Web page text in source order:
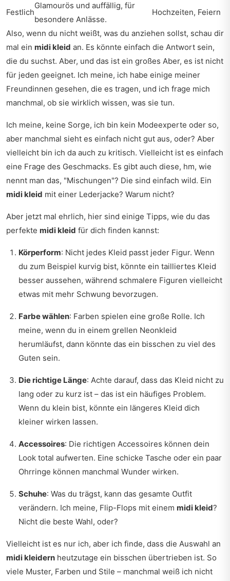
Festlich
Glamourös und auffällig, für
besondere Anlässe.
Hochzeiten, Feiern
Also, wenn du nicht weißt, was du anziehen sollst, schau dir
mal ein midi kleid an. Es könnte einfach die Antwort sein,
die du suchst. Aber, und das ist ein großes Aber, es ist nicht
für jeden geeignet. Ich meine, ich habe einige meiner
Freundinnen gesehen, die es tragen, und ich frage mich
manchmal, ob sie wirklich wissen, was sie tun.
Ich meine, keine Sorge, ich bin kein Modeexperte oder so,
aber manchmal sieht es einfach nicht gut aus, oder? Aber
vielleicht bin ich da auch zu kritisch. Vielleicht ist es einfach
eine Frage des Geschmacks. Es gibt auch diese, hm, wie
nennt man das, "Mischungen"? Die sind einfach wild. Ein
midi kleid mit einer Lederjacke? Warum nicht?
Aber jetzt mal ehrlich, hier sind einige Tipps, wie du das
perfekte midi kleid für dich finden kannst:
Körperform: Nicht jedes Kleid passt jeder Figur. Wenn
du zum Beispiel kurvig bist, könnte ein tailliertes Kleid
besser aussehen, während schmalere Figuren vielleicht
etwas mit mehr Schwung bevorzugen.
Farbe wählen: Farben spielen eine große Rolle. Ich
meine, wenn du in einem grellen Neonkleid
herumläufst, dann könnte das ein bisschen zu viel des
Guten sein.
Die richtige Länge: Achte darauf, dass das Kleid nicht zu
lang oder zu kurz ist – das ist ein häufiges Problem.
Wenn du klein bist, könnte ein längeres Kleid dich
kleiner wirken lassen.
Accessoires: Die richtigen Accessoires können dein
Look total aufwerten. Eine schicke Tasche oder ein paar
Ohrringe können manchmal Wunder wirken.
Schuhe: Was du trägst, kann das gesamte Outfit
verändern. Ich meine, Flip-Flops mit einem midi kleid?
Nicht die beste Wahl, oder?
Vielleicht ist es nur ich, aber ich finde, dass die Auswahl an
midi kleidern heutzutage ein bisschen übertrieben ist. So
viele Muster, Farben und Stile – manchmal weiß ich nicht